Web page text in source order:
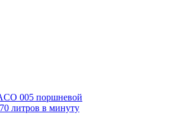
005 поршневой
литров в минуту